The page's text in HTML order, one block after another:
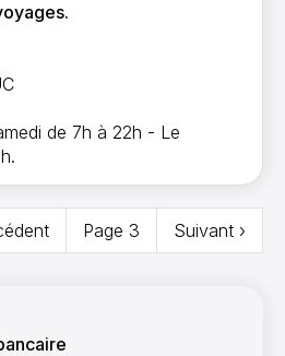
de 7h à 22h - Le
Page 3
Page
suivante
Suivant ›